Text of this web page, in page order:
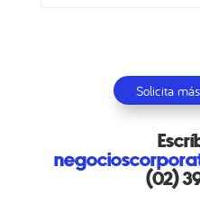
Solicita
(02)